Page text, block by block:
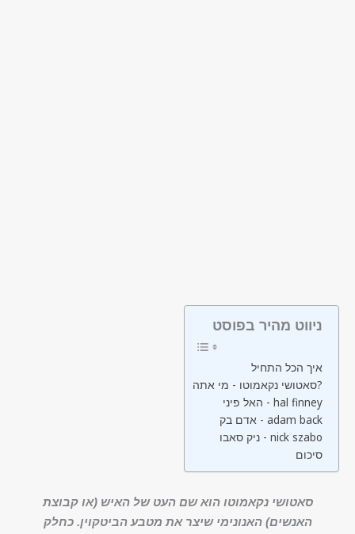
ניווט מהיר בפוסט
איך הכל התחיל
סאטושי נקאמוטו - מי אתה?
האל פיני - hal finney
אדם בק - adam back
ניק סאבו - nick szabo
סיכום
סאטושי נקאמוטו הוא שם העט של האיש (או קבוצת
האנשים) האנונימי שיצר את מטבע הביטקוין. כחלק